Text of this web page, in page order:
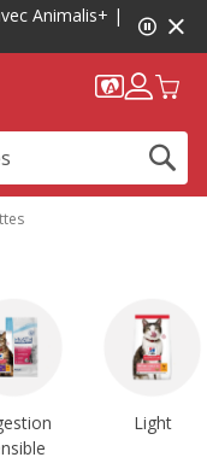
Animalis+ |
Light